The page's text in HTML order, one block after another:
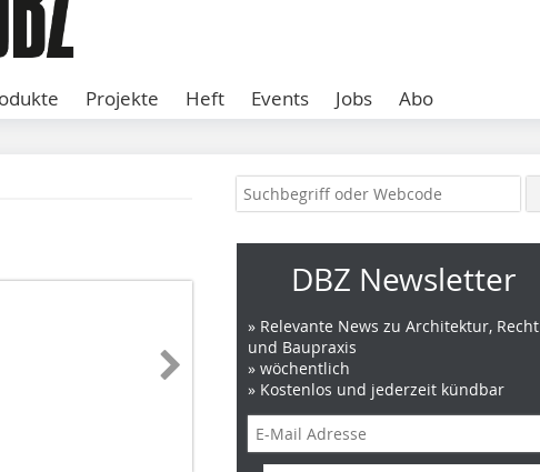
Projekte Heft Events Jobs Abo
DBZ Newsletter
» Relevante News zu Architektur, Recht
und Baupraxis
» wöchentlich
» Kostenlos und jederzeit kündbar